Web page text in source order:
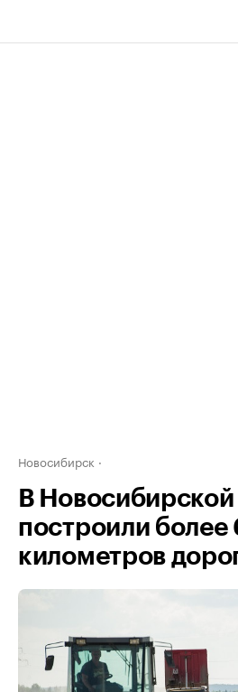
Новосибирск
В Новосибирской
построили более
километров